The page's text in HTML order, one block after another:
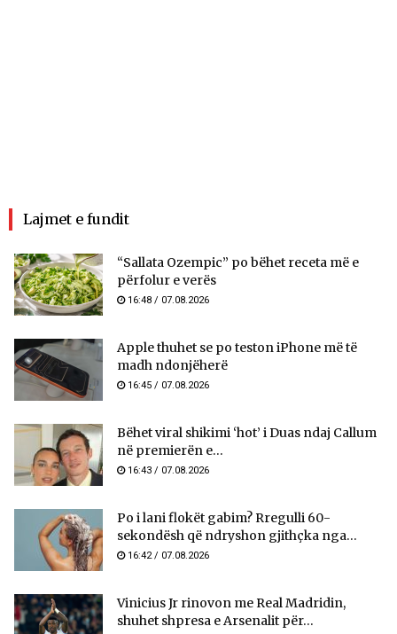
Lajmet e fundit
“Sallata Ozempic” po bëhet receta më e
përfolur e verës
16:48 / 07.08.2026
Apple thuhet se po teston iPhone më të
madh ndonjëherë
16:45 / 07.08.2026
Bëhet viral shikimi ‘hot’ i Duas ndaj Callum
në premierën e...
16:43 / 07.08.2026
Po i lani flokët gabim? Rregulli 60-
sekondësh që ndryshon gjithçka nga...
16:42 / 07.08.2026
Vinicius Jr rinovon me Real Madridin,
shuhet shpresa e Arsenalit për...